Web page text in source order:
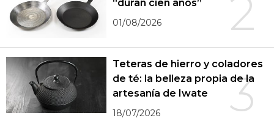
2
“duran cien años”
01/08/2026
3
Teteras de hierro y coladores
de té: la belleza propia de la
artesanía de Iwate
18/07/2026